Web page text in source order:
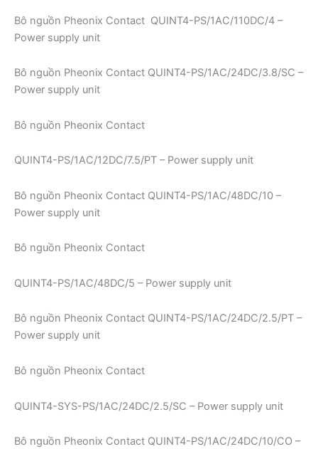
Bô nguồn Pheonix Contact QUINT4-PS/1AC/110DC/4 –
Power supply unit
Bô nguồn Pheonix Contact QUINT4-PS/1AC/24DC/3.8/SC –
Power supply unit
Bô nguồn Pheonix Contact
QUINT4-PS/1AC/12DC/7.5/PT – Power supply unit
Bô nguồn Pheonix Contact QUINT4-PS/1AC/48DC/10 –
Power supply unit
Bô nguồn Pheonix Contact
QUINT4-PS/1AC/48DC/5 – Power supply unit
Bô nguồn Pheonix Contact QUINT4-PS/1AC/24DC/2.5/PT –
Power supply unit
Bô nguồn Pheonix Contact
QUINT4-SYS-PS/1AC/24DC/2.5/SC – Power supply unit
Bô nguồn Pheonix Contact QUINT4-PS/1AC/24DC/10/CO –